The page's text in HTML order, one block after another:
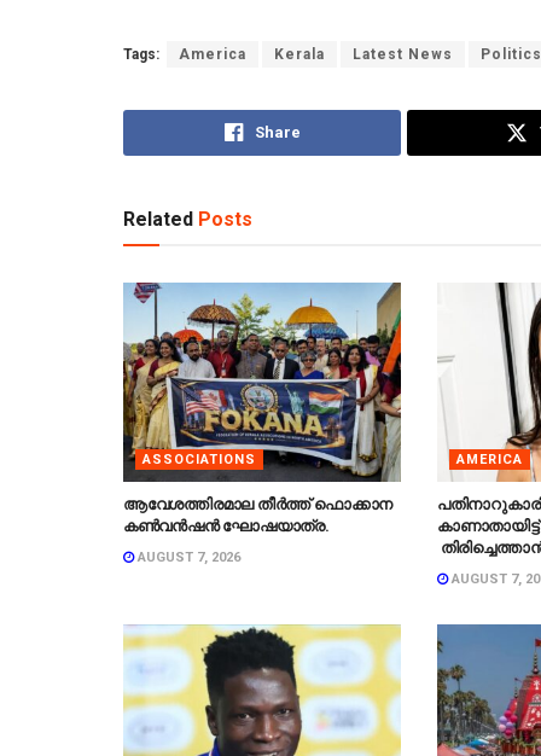
Tags: America Kerala Latest News Politics
Share
Related Posts
ASSOCIATIONS
ആവേശത്തിരമാല തീർത്ത് ഫൊക്കാന
കൺവൻഷൻ ഘോഷയാത്ര.
AUGUST 7, 2026
AMERICA
AUGUST 7,